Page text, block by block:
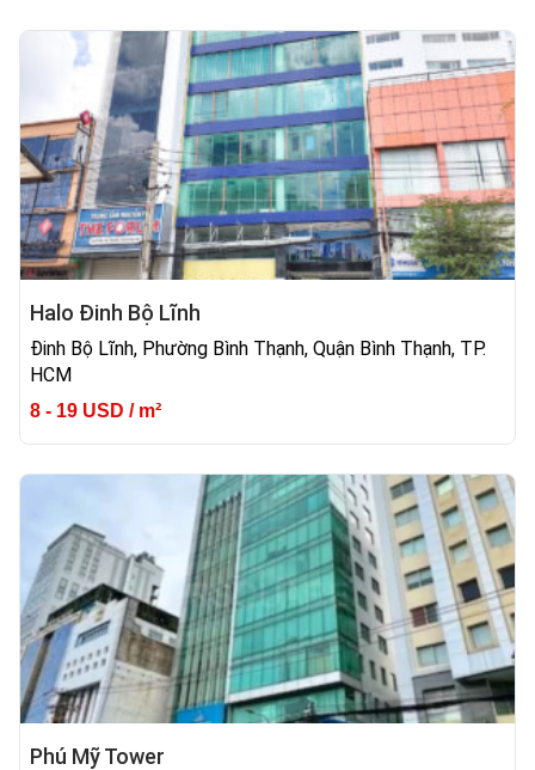
Halo Đinh Bộ Lĩnh
Đinh Bộ Lĩnh, Phường Bình Thạnh, Quận Bình Thạnh, TP.
HCM
8 - 19 USD / m²
Phú Mỹ Tower